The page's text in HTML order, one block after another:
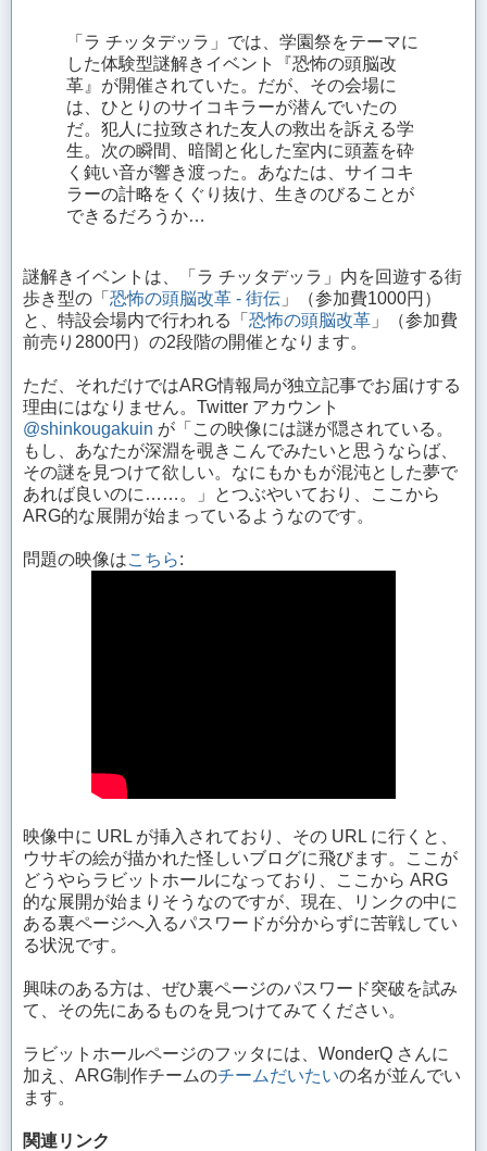
「ラ チッタデッラ」では、学園祭をテーマに
した体験型謎解きイベント『恐怖の頭脳改
革』が開催されていた。だが、その会場に
は、ひとりのサイコキラーが潜んでいたの
だ。犯人に拉致された友人の救出を訴える学
生。次の瞬間、暗闇と化した室内に頭蓋を砕
く鈍い音が響き渡った。あなたは、サイコキ
ラーの計略をくぐり抜け、生きのびることが
できるだろうか…
謎解きイベントは、「ラ チッタデッラ」内を回遊する街
歩き型の「 恐怖の頭脳改革 - 街伝 」（参加費1000円）
と、特設会場内で行われる「 恐怖の頭脳改革 」（参加費
前売り2800円）の2段階の開催となります。
ただ、それだけではARG情報局が独立記事でお届けする
理由にはなりません。Twitter アカウント
@shinkougakuin が「この映像には謎が隠されている。
もし、あなたが深淵を覗きこんでみたいと思うならば、
その謎を見つけて欲しい。なにもかもが混沌とした夢で
あれば良いのに……。」とつぶやいており、ここから
ARG的な展開が始まっているようなのです。
問題の映像はこちら:
映像中に URL が挿入されており、その URL に行くと、
ウサギの絵が描かれた怪しいブログに飛びます。ここが
どうやらラビットホールになっており、ここから ARG
的な展開が始まりそうなのですが、現在、リンクの中に
ある裏ページへ入るパスワードが分からずに苦戦してい
る状況です。
興味のある方は、ぜひ裏ページのパスワード突破を試み
て、その先にあるものを見つけてみてください。
ラビットホールページのフッタには、WonderQ さんに
加え、ARG制作チームのチームだいたいの名が並んでい
ます。
関連リンク